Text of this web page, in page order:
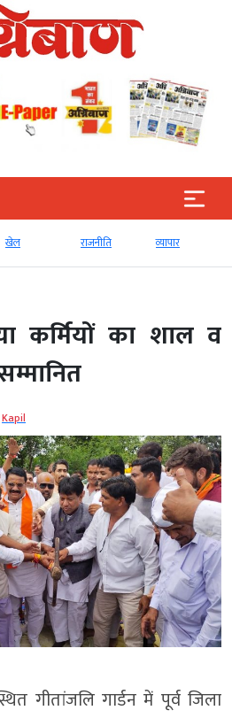
खेल राजनीति व्‍यापार
कर्मियों का शाल व
Kapil
गीतांजलि गार्डन में पूर्व जिला